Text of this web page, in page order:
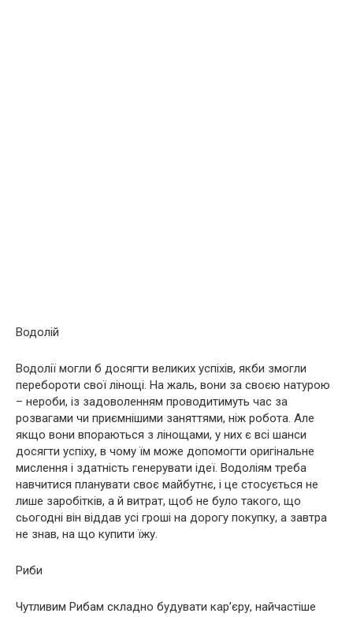
Водолій
Водолії могли б досягти великих успіхів, якби змогли
перебороти свої лінощі. На жаль, вони за своєю натурою
– нероби, із задоволенням проводитимуть час за
розвагами чи приємнішими заняттями, ніж робота. Але
якщо вони впораються з лінощами, у них є всі шанси
досягти успіху, в чому їм може допомогти оригінальне
мислення і здатність генерувати ідеї. Водоліям треба
навчитися планувати своє майбутнє, і це стосується не
лише заробітків, а й витрат, щоб не було такого, що
сьогодні він віддав усі гроші на дорогу покупку, а завтра
не знав, на що купити їжу.
Риби
Чутливим Рибам складно будувати кар’єру, найчастіше